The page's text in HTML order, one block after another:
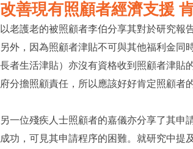
改善現有照顧者經濟支援
以老護老的被照顧者李伯分享其對於研究報
另外，因為照顧者津貼不可與其他福利金同
長者生活津貼）亦沒有資格收到照顧者津貼
府分擔照顧責任，所以應該好好肯定照顧者
另一位殘疾人士照顧者的嘉儀亦分享了其申
成功，可見其申請程序的困難。就研究中提